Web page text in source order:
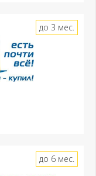
до 3 мес.
до 6 мес.